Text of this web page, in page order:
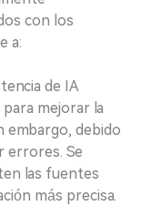
con los
a:
de IA
mejorar la
embargo, debido
errores. Se
las fuentes
más precisa.